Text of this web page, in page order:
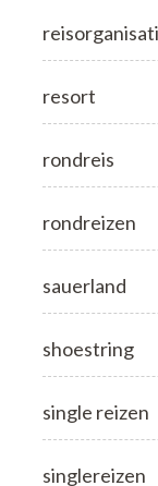
resort
rondreis
rondreizen
sauerland
shoestring
single reizen
singlereizen